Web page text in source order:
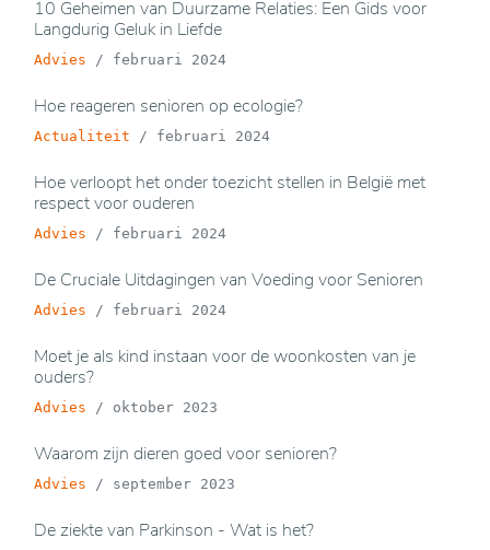
10 Geheimen van Duurzame Relaties: Een Gids voor
Langdurig Geluk in Liefde
Advies / februari 2024
Hoe reageren senioren op ecologie?
Actualiteit / februari 2024
Hoe verloopt het onder toezicht stellen in België met
respect voor ouderen
Advies / februari 2024
De Cruciale Uitdagingen van Voeding voor Senioren
Advies / februari 2024
Moet je als kind instaan voor de woonkosten van je
ouders?
Advies / oktober 2023
Waarom zijn dieren goed voor senioren?
Advies / september 2023
De ziekte van Parkinson - Wat is het?